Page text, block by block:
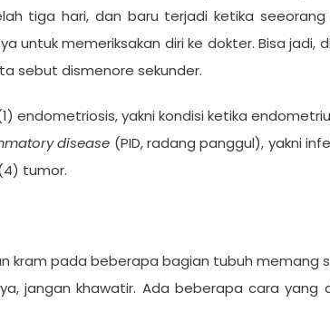
tiga hari, dan baru terjadi ketika
untuk memeriksakan diri ke dokter. Bisa
sebut dismenore sekunder.
endometriosis, yakni kondisi ketika
disease (PID, radang panggul), yakni
tumor.
kram pada beberapa bagian tubuh memang
jangan khawatir. Ada beberapa cara yang